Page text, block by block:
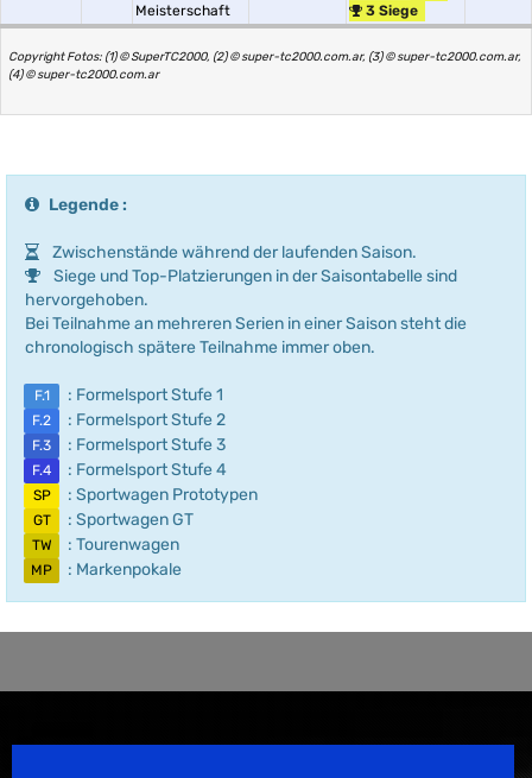
Meisterschaft
3 Siege
Copyright Fotos: (1) © SuperTC2000, (2) © super-tc2000.com.ar, (3) © super-tc2000.com.ar,
(4) © super-tc2000.com.ar
Legende :
Zwischenstände während der laufenden Saison.
Siege und Top-Platzierungen in der Saisontabelle sind
hervorgehoben.
Bei Teilnahme an mehreren Serien in einer Saison steht die
chronologisch spätere Teilnahme immer oben.
F.1 : Formelsport Stufe 1
F.2 : Formelsport Stufe 2
F.3 : Formelsport Stufe 3
F.4 : Formelsport Stufe 4
SP : Sportwagen Prototypen
GT : Sportwagen GT
TW : Tourenwagen
MP : Markenpokale